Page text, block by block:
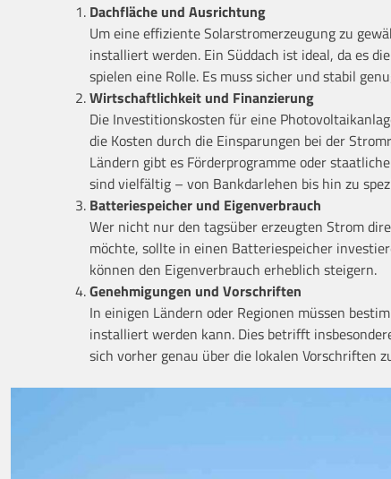
Dachfläche und Ausrichtung
Um eine effiziente Solarstromerzeugung zu
installiert werden. Ein Süddach ist ideal, da es
spielen eine Rolle. Es muss sicher und stabil
Wirtschaftlichkeit und Finanzierung
Die Investitionskosten für eine
die Kosten durch die Einsparungen bei der
Ländern gibt es Förderprogramme oder
sind vielfältig – von Bankdarlehen bis hin zu
Batteriespeicher und Eigenverbrauch
Wer nicht nur den tagsüber erzeugten Strom
möchte, sollte in einen Batteriespeicher
können den Eigenverbrauch erheblich steigern.
Genehmigungen und Vorschriften
In einigen Ländern oder Regionen müssen
installiert werden kann. Dies betrifft
sich vorher genau über die lokalen Vorschriften